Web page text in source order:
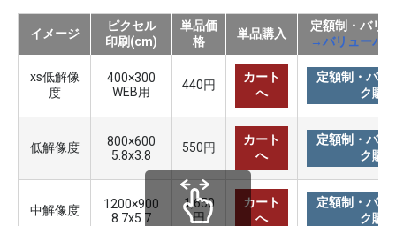
イメージ
ピクセル
印刷(cm)
単品価
格
単品購入
定額制・バリ
→バリューパ
xs低解像
度
400×300
WEB用
440円
カート
へ
定額制・バリ
ク購入
低解像度
800×600
5.8x3.8
550円
カート
へ
定額制・バリ
ク購入
中解像度
1200×900
8.7x5.7
1,650
円
カート
へ
定額制・バリ
ク購入